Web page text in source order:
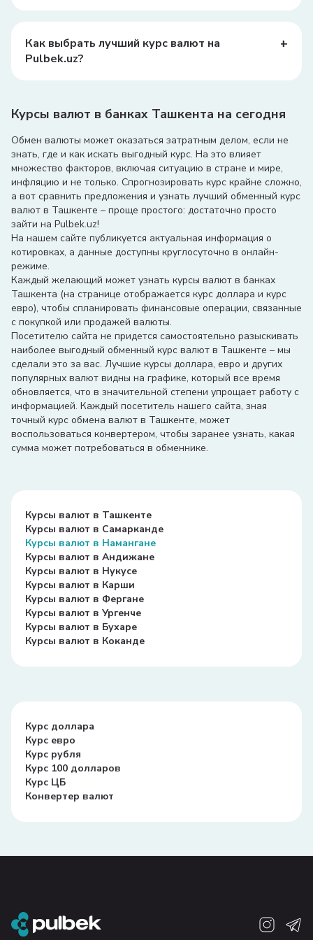
000 долларов США в зависимости от банка.
Как выбрать лучший курс валют на
Pulbek.uz?
+
для вас. Мы предоставляем удобный интерфейс для
быстрого сравнения и поиска. Кроме того, мы
предусмотрели удобныйвалютный конвертер , чтобы
вы могли быстро пересчитать доллары, евро или рубли
в сумы и обратно.
Курсы валют в банках Ташкента на сегодня
Обмен валюты может оказаться затратным делом, если не
знать, где и как искать выгодный курс. На это влияет
множество факторов, включая ситуацию в стране и мире,
инфляцию и не только. Спрогнозировать курс крайне сложно,
а вот сравнить предложения и узнать лучший обменный курс
валют в Ташкенте – проще простого: достаточно просто
зайти на Pulbek.uz!
На нашем сайте публикуется актуальная информация о
котировках, а данные доступны круглосуточно в онлайн-
режиме.
Каждый желающий может узнать курсы валют в банках
Ташкента (на странице отображается курс доллара и курс
евро), чтобы спланировать финансовые операции, связанные
с покупкой или продажей валюты.
Посетителю сайта не придется самостоятельно разыскивать
наиболее выгодный обменный курс валют в Ташкенте – мы
сделали это за вас. Лучшие курсы доллара, евро и других
популярных валют видны на графике, который все время
обновляется, что в значительной степени упрощает работу с
информацией. Каждый посетитель нашего сайта, зная
точный курс обмена валют в Ташкенте, может
воспользоваться конвертером, чтобы заранее узнать, какая
сумма может потребоваться в обменнике.
Курсы валют в Ташкенте
Курсы валют в Самарканде
Курсы валют в Намангане
Курсы валют в Андижане
Курсы валют в Нукусе
Курсы валют в Карши
Курсы валют в Фергане
Курсы валют в Ургенче
Курсы валют в Бухаре
Курсы валют в Коканде
Курс доллара
Курс евро
Курс рубля
Курс 100 долларов
Курс ЦБ
Конвертер валют